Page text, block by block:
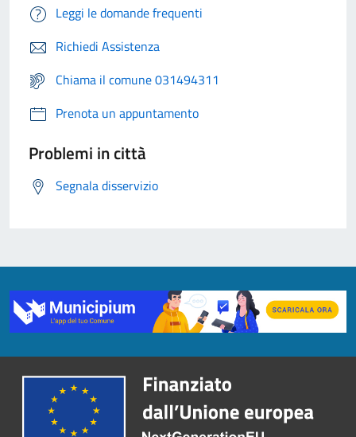
Leggi le domande frequenti
Richiedi Assistenza
Chiama il comune 031494311
Prenota un appuntamento
Problemi in città
Segnala disservizio